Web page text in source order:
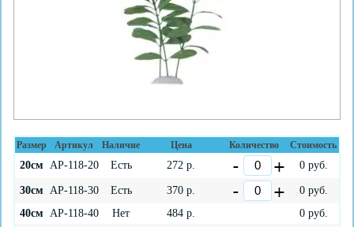
Размер Артикул Наличие Цена Количество Стоимость
20см AP-118-20 Есть 272 р. 0руб.
30см AP-118-30 Есть 370 р. 0руб.
40см AP-118-40 Нет 484 р. 0руб.